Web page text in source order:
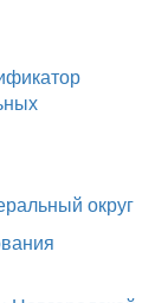
округ